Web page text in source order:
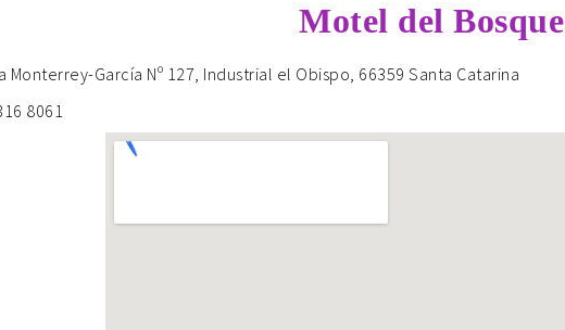
Motel del Bosque
Monterrey-García Nº 127, Industrial el Obispo, 66359 Santa Catarina
8061